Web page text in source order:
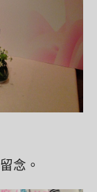
念。